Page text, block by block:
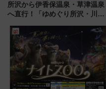
所沢から伊香保温泉・草津温泉
へ直行！「ゆめぐり所沢・川越
軽に 運行ダイヤ・運賃を解説